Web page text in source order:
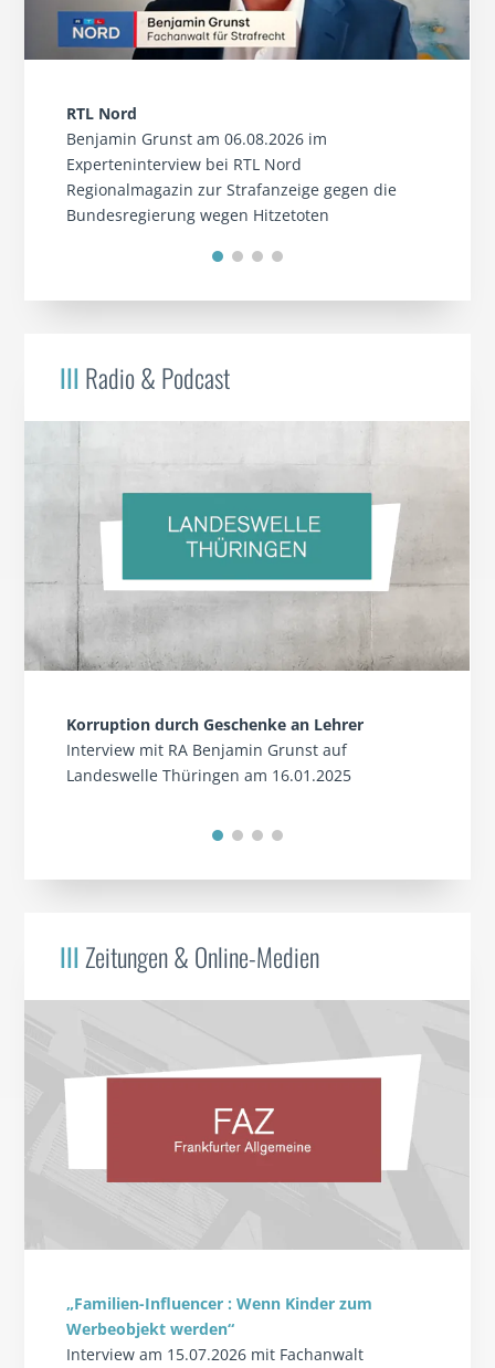
RTL Nord
Benjamin Grunst am 06.08.2026 im
Experteninterview bei RTL Nord
Regionalmagazin zur Strafanzeige gegen die
Bundesregierung wegen Hitzetoten
III Radio & Podcast
Korruption durch Geschenke an Lehrer
Interview mit RA Benjamin Grunst auf
Landeswelle Thüringen am 16.01.2025
IIIZeitungen & Online-Medien
„Familien-Influencer : Wenn Kinder zum
Werbeobjekt werden“
Interview am 15.07.2026 mit Fachanwalt